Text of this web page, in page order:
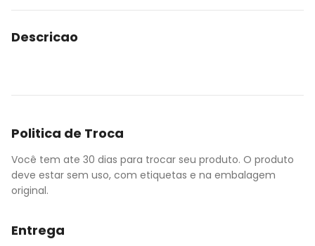
Descricao
Politica de Troca
Você tem ate 30 dias para trocar seu produto. O produto
deve estar sem uso, com etiquetas e na embalagem
original.
Entrega